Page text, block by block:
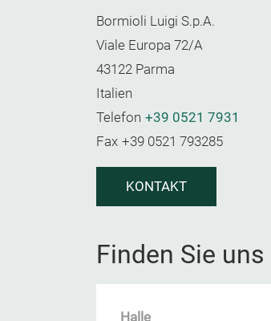
Bormioli Luigi S.p.A.
Viale Europa 72/A
43122 Parma
Italien
Telefon +39 0521 7931
Fax +39 0521 793285
KONTAKT
Finden Sie
Halle